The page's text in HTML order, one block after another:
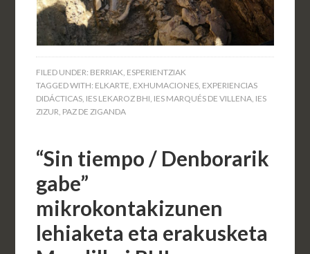
FILED UNDER: BERRIAK ESPERIENTZIAK
TAGGED WITH: ELKARTE EXHUMACIONES EXPERIENCIAS
DIDÁCTICAS IES LEKAROZ BHI IES MARQUÉS DE VILLENA IES
ZIZUR PAZ DE ZIGANDA
“Sin tiempo / Denborarik
gabe”
mikrokontakizunen
lehiaketa eta erakusketa